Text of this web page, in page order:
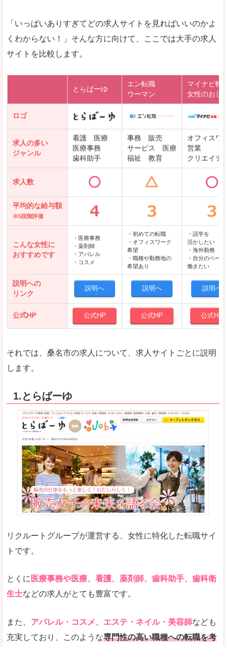
「いっぱいありすぎてどの求人サイトを見ればいいのかよ
くわからない！」そんな方に向けて、ここでは大手の求人
サイトを比較します。
とらばーゆ
エン転職
ウーマン
マイナビ転
女性のおし
ロゴ
求人の多い
ジャンル
看護 医療
医療事務
歯科助手
事務 販売
サービス 医療
福祉 教育
オフィスワ
営業
クリエイテ
求人数
平均的な給与額
※5段階評価
こんな女性に
おすすめです
・医療事務
・薬剤師
・アパレル
・コスメ
・初めての転職
・オフィスワーク
希望
・職種や勤務地の
希望あり
・語学を
活かしたい
・海外勤務
・自分のペー
働きたい
説明への
リンク
説明へ 説明へ 説明へ
公式HP 公式HP 公式HP 公式HP
それでは、桑名市の求人について、求人サイトごとに説明
します。
1.とらばーゆ
リクルートグループが運営する、女性に特化した転職サイ
トです。
とくに 医療事務や医療、看護、薬剤師、歯科助手、歯科衛
生士などの求人がとても豊富です。
また、 アパレル・コスメ、エステ・ネイル・美容師なども
充実しており、このような専門性の高い職種への転職を考